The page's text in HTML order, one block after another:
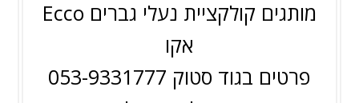
מותגים קולקציית נעלי גברים Ecco
אקו
פרטים בגוד סטוק 053-9331777